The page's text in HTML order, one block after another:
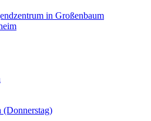
in Großenbaum